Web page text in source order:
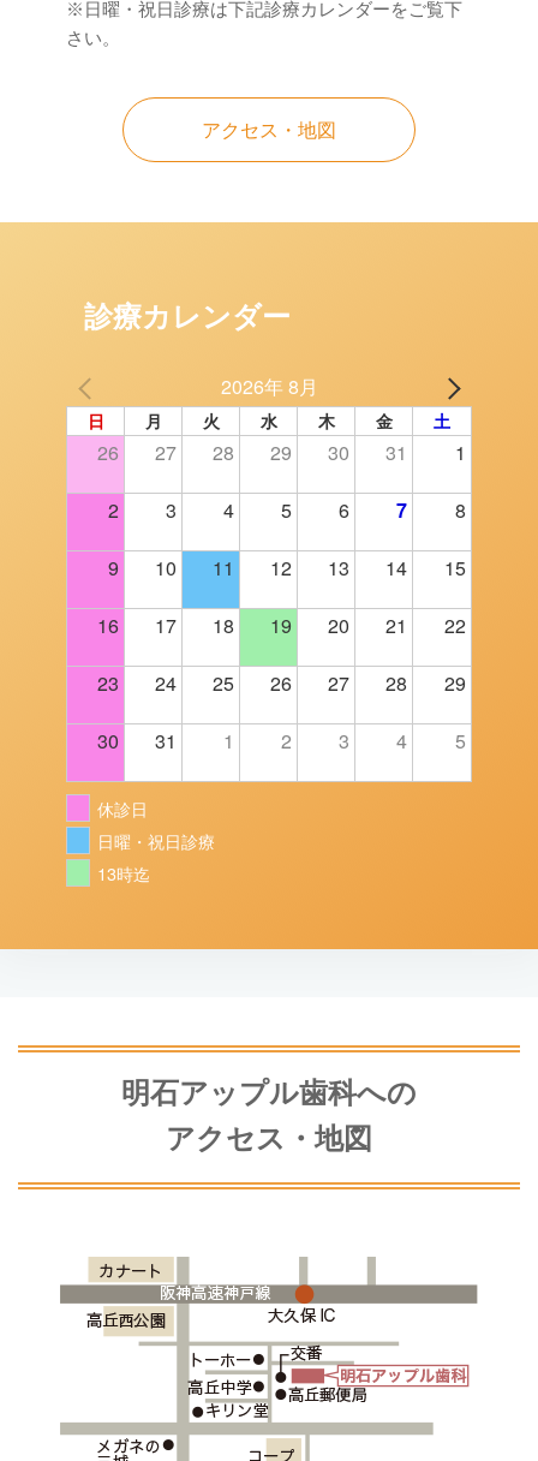
※日曜・祝日診療は下記診療カレンダーをご覧下
さい。
アクセス・地図
診療カレンダー
2026年 8月
日 月 火 水 木 金 土
26 27 28 29 30 31 1
2 3 4 5 6 7 8
9 10 11 12 13 14 15
16 17 18 19 20 21 22
23 24 25 26 27 28 29
30 31 1 2 3 4 5
休診日
日曜・祝日診療
13時迄
明石アップル歯科への
アクセス・地図